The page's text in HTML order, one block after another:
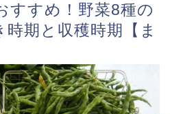
すすめ！野菜8種の
期と収穫時期【ま